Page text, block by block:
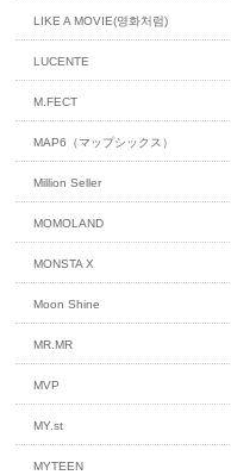
LIKE A MOVIE(영화처럼)
LUCENTE
M.FECT
MAP6（マップシックス）
Million Seller
MOMOLAND
MONSTA X
Moon Shine
MR.MR
MVP
MY.st
MYTEEN